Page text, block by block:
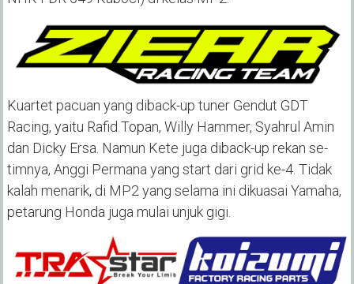
Kuartet pacuan yang diback-up tuner Gendut GDT
Racing, yaitu Rafid Topan, Willy Hammer, Syahrul Amin
dan Dicky Ersa. Namun Kete juga diback-up rekan se-
timnya, Anggi Permana yang start dari grid ke-4. Tidak
kalah menarik, di MP2 yang selama ini dikuasai Yamaha,
petarung Honda juga mulai unjuk gigi.